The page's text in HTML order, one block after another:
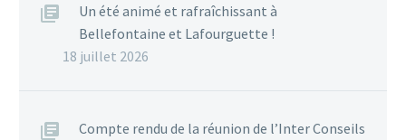
Un été animé et rafraîchissant à
Bellefontaine et Lafourguette !
18 juillet 2026
Compte rendu de la réunion de l’Inter Conseils